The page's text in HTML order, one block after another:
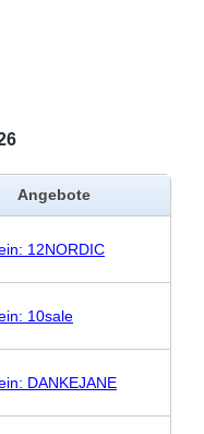
Angebote
12NORDIC
10sale
DANKEJANE